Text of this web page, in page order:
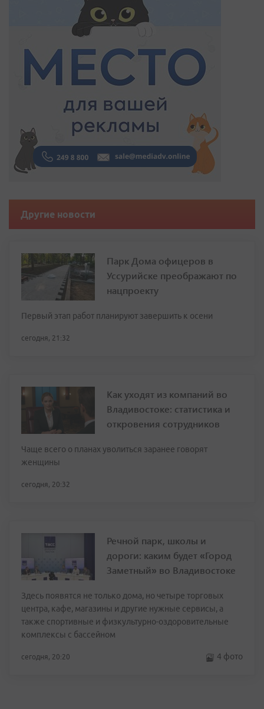
Другие новости
Парк Дома офицеров в
Уссурийске преображают по
нацпроекту
Первый этап работ планируют завершить к осени
сегодня, 21:32
Как уходят из компаний во
Владивостоке: статистика и
откровения сотрудников
Чаще всего о планах уволиться заранее говорят
женщины
сегодня, 20:32
Речной парк, школы и
дороги: каким будет «Город
Заметный» во Владивостоке
Здесь появятся не только дома, но четыре торговых
центра, кафе, магазины и другие нужные сервисы, а
также спортивные и физкультурно-оздоровительные
комплексы с бассейном
сегодня, 20:20 4 фото